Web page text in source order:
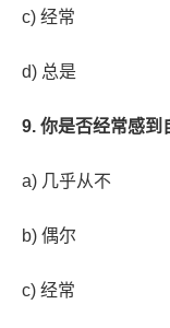
c) 经常
d) 总是
9. 你是否经常感到
a) 几乎从不
b) 偶尔
c) 经常